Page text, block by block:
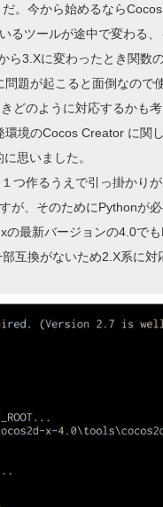
。今から始めるなら
るツールが途中で変わる
ら3.Xに変わったとき関数
題が起こると面倒なので
どのように対応するかも
境のCocos Creator に関
思いました。
つ作るうえで引っ掛かりが
が、そのためにPythonが
最新バージョンの4.0で
互換がないため2.X系に対